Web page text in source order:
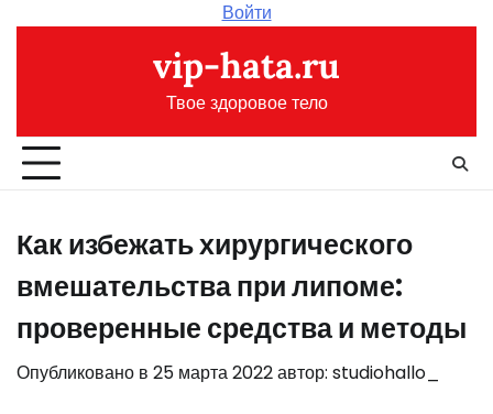
Войти
vip-hata.ru
Твое здоровое тело
Как избежать хирургического
вмешательства при липоме:
проверенные средства и методы
Опубликовано в 25 марта 2022автор: studiohallo_